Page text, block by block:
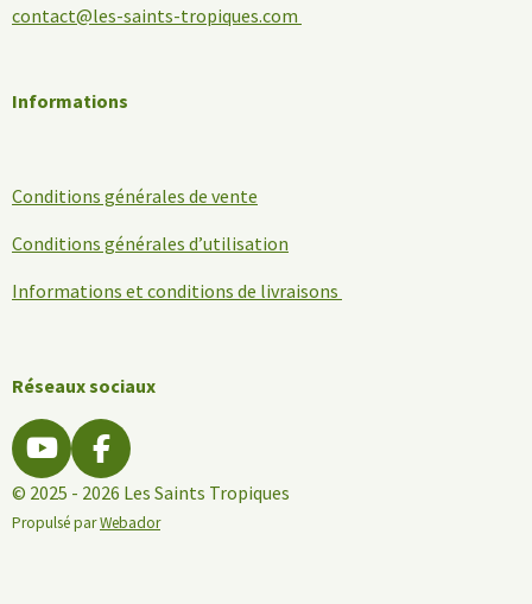
contact@les-saints-tropiques.com
Informations
Conditions générales de vente
Conditions générales d’utilisation
Informations et conditions de livraisons
Réseaux sociaux
Y
o
u
F
a
c
© 2025 - 2026 Les Saints Tropiques
Propulsé parWebador